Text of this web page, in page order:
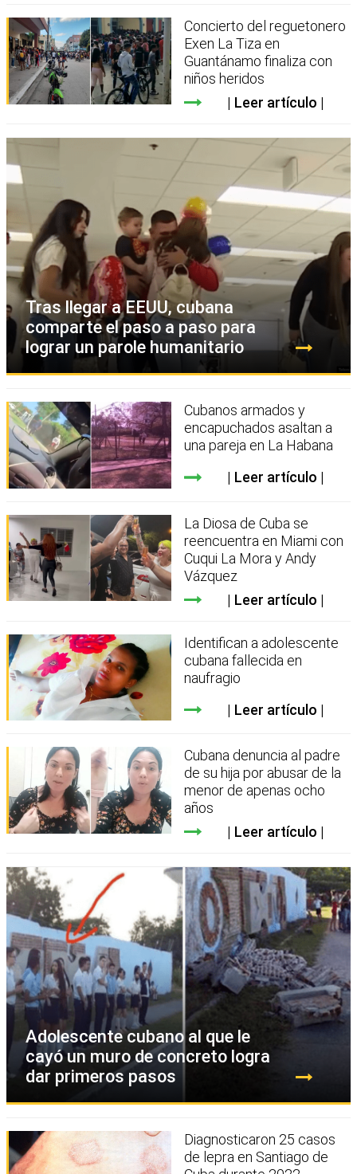
Concierto del reguetonero
Exen La Tiza en
Guantánamo finaliza con
niños heridos
Leer artículo
Tras llegar a EEUU, cubana
comparte el paso a paso para
lograr un parole humanitario
Cubanos armados y
encapuchados asaltan a
una pareja en La Habana
Leer artículo
La Diosa de Cuba se
reencuentra en Miami con
Cuqui La Mora y Andy
Vázquez
Leer artículo
Identifican a adolescente
cubana fallecida en
naufragio
Leer artículo
Cubana denuncia al padre
de su hija por abusar de la
menor de apenas ocho
años
Leer artículo
Adolescente cubano al que le
cayó un muro de concreto logra
dar primeros pasos
Diagnosticaron 25 casos
de lepra en Santiago de